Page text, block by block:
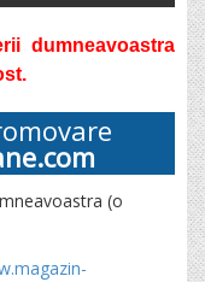
dumneavoastra
(o